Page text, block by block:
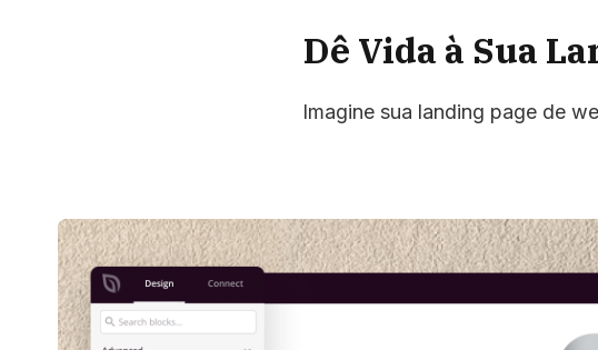
Dê Vida à Sua
Imagine sua landing page de